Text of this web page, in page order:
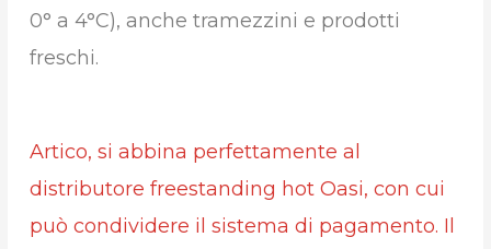
0° a 4°C), anche tramezzini e prodotti
freschi.
Artico, si abbina perfettamente al
distributore freestanding hot Oasi, con cui
può condividere il sistema di pagamento. Il